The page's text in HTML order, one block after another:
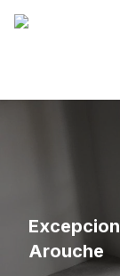
Arouche